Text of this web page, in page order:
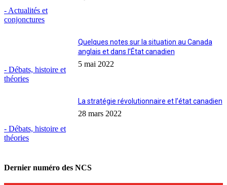
- Actualités et
conjonctures
- Débats, histoire et
théories
Quelques notes sur la situation au Canada
anglais et dans l’État canadien
5 mai 2022
- Débats, histoire et
théories
La stratégie révolutionnaire et l’état canadien
28 mars 2022
Dernier numéro des NCS